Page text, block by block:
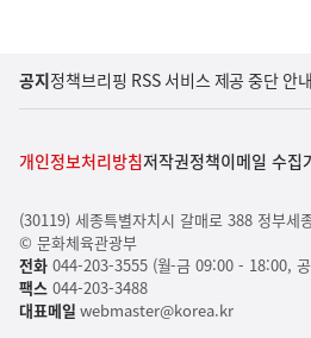
공지정책브리핑 RSS 서비스 제공 중단 안내
개인정보처리방침저작권정책이메일 수집
(30119) 세종특별자치시 갈매로 388 정부세
© 문화체육관광부
전화044-203-3555 (월-금 09:00 - 18:00,
팩스 044-203-3488
대표메일 webmaster@korea.kr